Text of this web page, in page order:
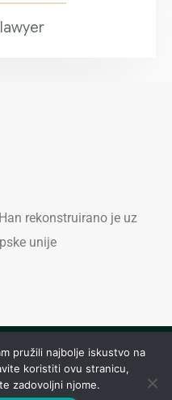
rekonstruirano je uz
unije
pružili najbolje iskustvo na
koristiti ovu stranicu,
zadovoljni njome.